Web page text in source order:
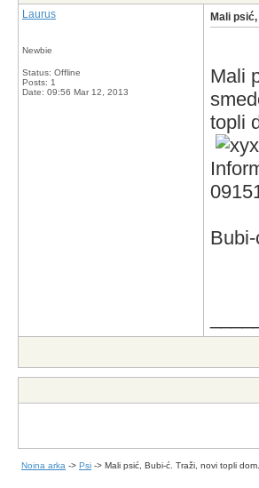
Laurus
Newbie
Status: Offline
Posts: 1
Date: 09:56 Mar 12, 2013
Mali
Mali
topli
Noina arka -> Psi -> Mali psić, Bubi-ć. Traži, novi topli dom.